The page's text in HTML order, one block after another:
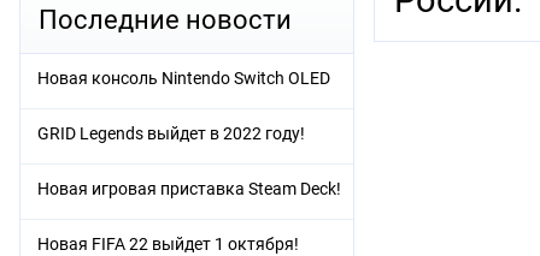
Последние новости
Новая консоль Nintendo Switch OLED
GRID Legends выйдет в 2022 году!
Новая игровая приставка Steam Deck!
Новая FIFA 22 выйдет 1 октября!